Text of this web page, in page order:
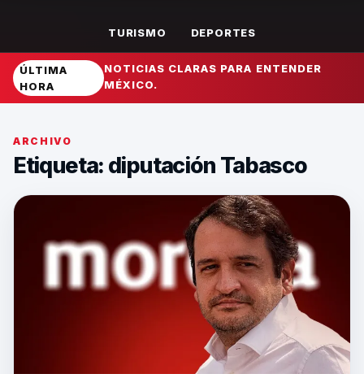
TURISMO DEPORTES
ÚLTIMA
HORA
NOTICIAS CLARAS PARA ENTENDER
MÉXICO.
ARCHIVO
Etiqueta: diputación Tabasco